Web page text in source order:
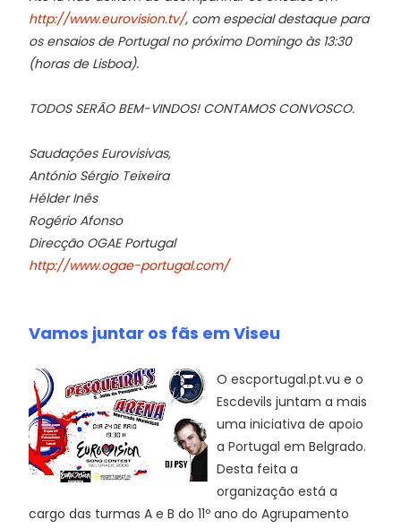
http://www.eurovision.tv/, com especial destaque para
os ensaios de Portugal no próximo Domingo às 13:30
(horas de Lisboa).
TODOS SERÃO BEM-VINDOS! CONTAMOS CONVOSCO.
Saudações Eurovisivas,
António Sérgio Teixeira
Hélder Inês
Rogério Afonso
Direcção OGAE Portugal
http://www.ogae-portugal.com/
Vamos juntar os fãs em Viseu
O escportugal.pt.vu e o
Escdevils juntam a mais
uma iniciativa de apoio
a Portugal em Belgrado.
Desta feita a
organização está a
cargo das turmas A e B do 11º ano do Agrupamento